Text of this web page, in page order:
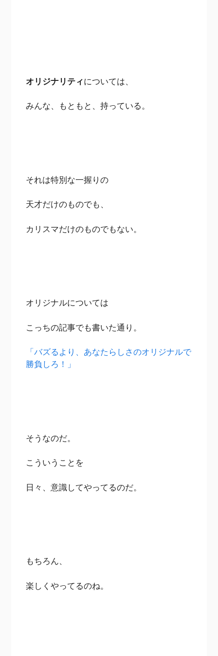
オリジナリティについては、
みんな、もともと、持っている。
それは特別な一握りの
天才だけのものでも、
カリスマだけのものでもない。
オリジナルについては
こっちの記事でも書いた通り。
「バズるより、あなたらしさのオリジナルで
勝負しろ！」
そうなのだ。
こういうことを
日々、意識してやってるのだ。
もちろん、
楽しくやってるのね。